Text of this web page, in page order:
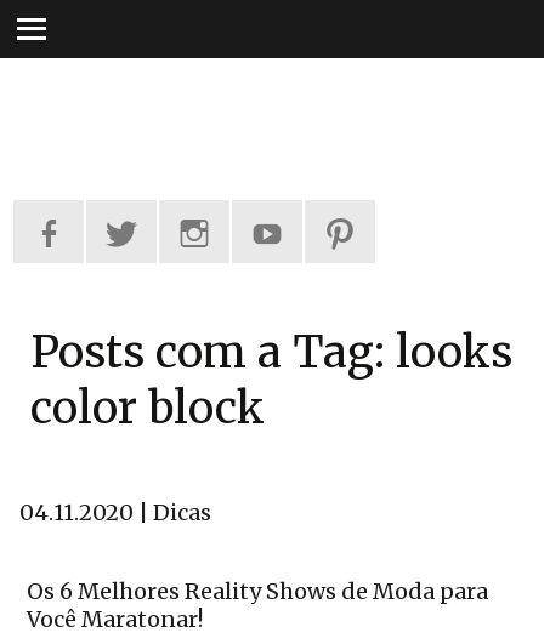
Pular
para
Posts com a Tag: looks
color block
04.11.2020 | Dicas
Os 6 Melhores Reality Shows de Moda para
Você Maratonar!